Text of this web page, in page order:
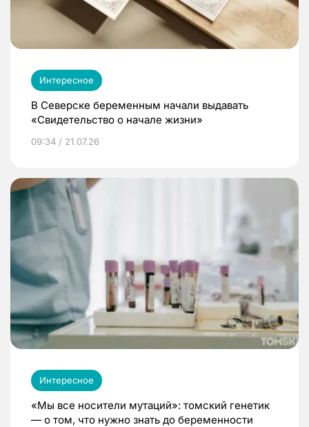
Интересное
В Северске беременным начали выдавать
«Свидетельство о начале жизни»
09:34 / 21.07.26
Интересное
«Мы все носители мутаций»: томский генетик
— о том, что нужно знать до беременности